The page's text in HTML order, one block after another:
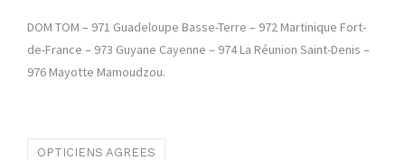
DOM TOM – 971 Guadeloupe Basse-Terre – 972 Martinique Fort-
de-France – 973 Guyane Cayenne – 974 La Réunion Saint-Denis –
976 Mayotte Mamoudzou.
OPTICIENS AGREES